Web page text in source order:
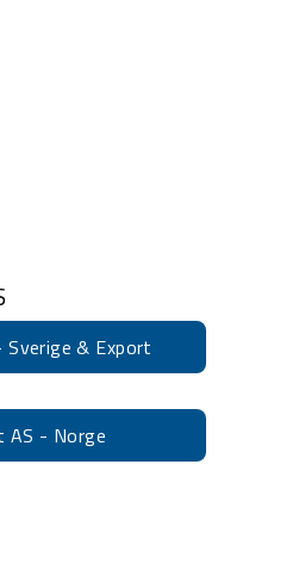
& Export
AS - Norge